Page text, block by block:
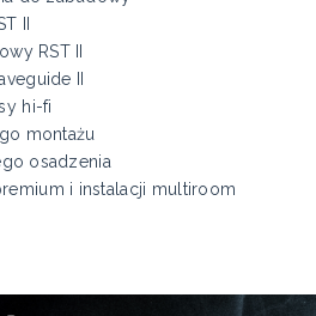
II
RST II
II
hi-fi
montażu
osadzenia
i instalacji multiroom